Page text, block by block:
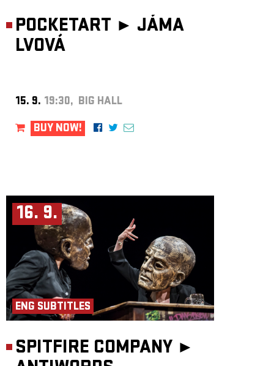
POCKETART ► JÁMA
LVOVÁ
15. 9. 19:30, BIG HALL
BUY NOW!
16. 9.
ENG SUBTITLES
SPITFIRE COMPANY ►